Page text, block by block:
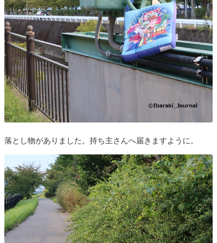
落とし物がありました。持ち主さんへ届きますように。